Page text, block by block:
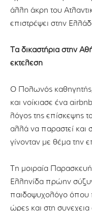
άλλη άκρη του
επιστρέψει στην
Τα δικαστήρια στην
εκτέλεση
Ο Πολωνός καθηγητής,
και νοίκιασε ένα
λόγος της επίσκεψης
αλλά να παραστεί και
γίνονταν με θέμα την
Τη μοιραία
Ελληνίδα πρώην
παιδοψυχολόγο όπου
ώρες και στη